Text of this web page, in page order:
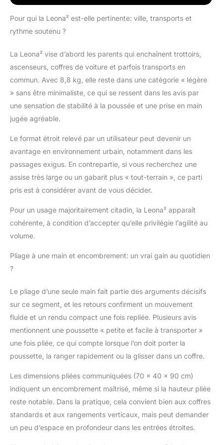
AVEC VOTRE ENFANT:
inclinable et réversible
avec des boutons à
fonction mémoire, ainsi
qu'un dossier réglable
en hauteur pour
l'adapter à votre enfant
à deux. GRANDES
ROUES ANTI-
grandes roues anti-
crevaison et sa
suspension très
roues, la poussette
Leona² peut relever
DE MOBILITÉ 3-EN-1:
commencer à explorer
le monde ensemble
immédiatement. Son
design primé* peut être
utilisé avec une nacelle
et un siège auto
compatible. * iF Design
Design Award 2023
CANOPY UPF 50+
EXTENSIBLE: Sous la
canopy extensible avec
fenêtre de ventilation
Pour qui la Leona² est-elle pertinente: ville, transports et
rythme soutenu ?
La Leona² vise d’abord les parents qui enchaînent trottoirs,
ascenseurs, coffres de voiture et parfois transports en
commun. Avec 8,8 kg, elle reste dans une catégorie « légère
» sans être minimaliste, ce qui se ressent dans les avis par
une sensation de stabilité à la poussée et une prise en main
jugée agréable.
Le format étroit relevé par un utilisateur peut devenir un
avantage en environnement urbain, notamment dans les
passages exigus. En contrepartie, si vous recherchez une
assise très large ou un gabarit plus « tout-terrain », ce parti
pris est à considérer avant de vous décider.
Pour un usage majoritairement citadin, la Leona² apparaît
cohérente, à condition d’accepter qu’elle privilégie l’agilité au
volume.
Pliage à une main et encombrement: un vrai gain au quotidien
?
Le pliage d’une seule main fait partie des arguments décisifs
sur ce segment, et les retours confirment un mouvement
fluide et un rendu compact une fois repliée. Plusieurs avis
mentionnent une poussette « petite et facile à transporter »
une fois pliée, ce qui compte lorsque l’on doit porter la
poussette, la ranger rapidement ou la glisser dans un coffre.
Les dimensions pliées communiquées (70 x 40 x 90 cm)
indiquent un encombrement maîtrisé, même si la hauteur pliée
reste notable. Dans la pratique, cela convient bien aux coffres
standards et aux rangements verticaux, mais peut demander
un peu d’espace en profondeur dans les entrées étroites.